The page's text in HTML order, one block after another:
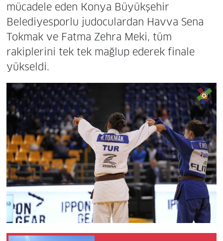
mücadele eden Konya Büyükşehir
Belediyesporlu judoculardan Havva Sena
Tokmak ve Fatma Zehra Meki, tüm
rakiplerini tek tek mağlup ederek finale
yükseldi.